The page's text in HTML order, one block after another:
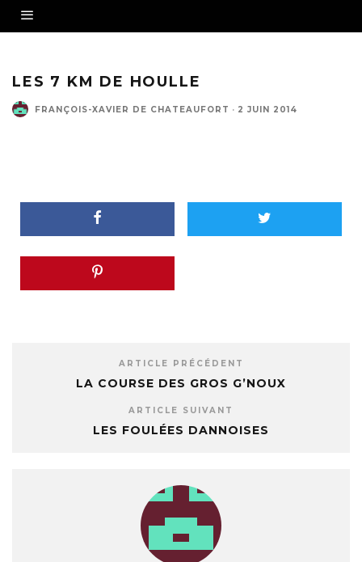
LES 7 KM DE HOULLE
FRANÇOIS-XAVIER DE CHATEAUFORT · 2 JUIN 2014
ARTICLE PRÉCÉDENT
LA COURSE DES GROS G’NOUX
ARTICLE SUIVANT
LES FOULÉES DANNOISES